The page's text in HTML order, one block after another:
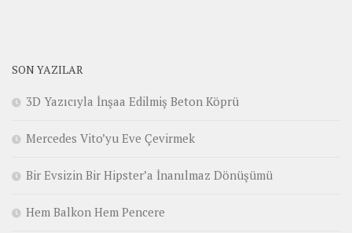
SON YAZILAR
3D Yazıcıyla İnşaa Edilmiş Beton Köprü
Mercedes Vito’yu Eve Çevirmek
Bir Evsizin Bir Hipster’a İnanılmaz Dönüşümü
Hem Balkon Hem Pencere